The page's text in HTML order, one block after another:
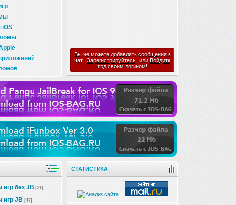
iOS
Вы не можете добавлять сообщения в
чат
Зарегистрируйтесь или Войдите
под своим логином!
игр без JB [21]
игр JB [47]
СТАТИСТИКА